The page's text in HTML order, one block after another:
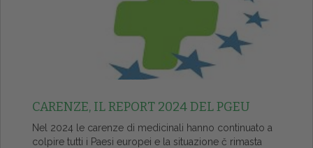
CARENZE, IL REPORT 2024 DEL PGEU
Nel 2024 le carenze di medicinali hanno continuato a
colpire tutti i Paesi europei e la situazione č rimasta